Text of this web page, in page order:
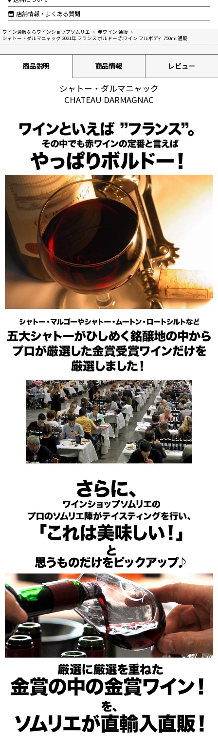
店舗情報・よくある質問
ワイン通販ならワインショップソムリエ > 赤ワイン 通販 >
シャトー・ダルマニャック 2021年 フランス ボルドー 赤ワイン フルボディ 750ml 通販
商品説明 商品情報 レビュー
シャトー・ダルマニャック
CHATEAU DARMAGNAC